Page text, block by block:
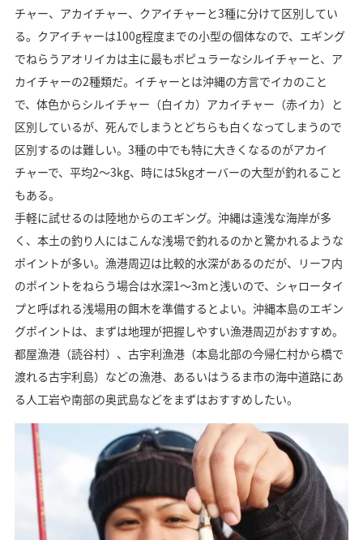
チャー、アカイチャー、クアイチャーと3種に分けて区別してい
る。クアイチャーは100g程度までの小型の個体なので、エギング
でねらうアオリイカは主に最もポピュラーなシルイチャーと、ア
カイチャーの2種類だ。イチャーとは沖縄の方言でイカのこと
で、体色からシルイチャー（白イカ）アカイチャー（赤イカ）と
区別しているが、死んでしまうとどちらも白くなってしまうので
区別するのは難しい。3種の中でも特に大きくなるのがアカイ
チャーで、平均2～3kg、時には5kgオーバーの大型が釣れること
もある。
手軽に試せるのは陸地からのエギング。沖縄は遠浅な海岸が多
く、本土の釣り人にはこんな浅場で釣れるのかと驚かれるような
ポイントが多い。漁港周辺は比較的水深があるのだが、リーフ内
のポイントをねらう場合は水深1～3mと浅いので、シャロータイ
プと呼ばれる浅場用の餌木を準備するとよい。沖縄本島のエギン
グポイントは、まずは地理が把握しやすい漁港周辺がおすすめ。
都屋漁港（読谷村）、古宇利漁港（本島北部の今帰仁村から橋で
渡れる古宇利島）などの漁港、あるいはうるま市の海中道路にあ
る人工岩や南部の奥武島などをまずはおすすめしたい。